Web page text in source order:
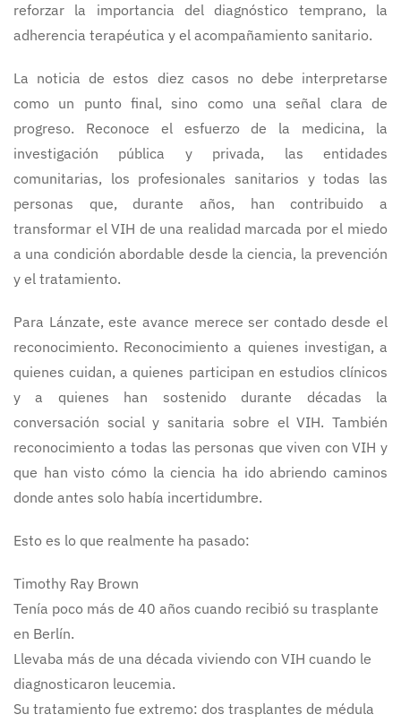
reforzar la importancia del diagnóstico temprano, la
adherencia terapéutica y el acompañamiento sanitario.
La noticia de estos diez casos no debe interpretarse
como un punto final, sino como una señal clara de
progreso. Reconoce el esfuerzo de la medicina, la
investigación pública y privada, las entidades
comunitarias, los profesionales sanitarios y todas las
personas que, durante años, han contribuido a
transformar el VIH de una realidad marcada por el miedo
a una condición abordable desde la ciencia, la prevención
y el tratamiento.
Para Lánzate, este avance merece ser contado desde el
reconocimiento. Reconocimiento a quienes investigan, a
quienes cuidan, a quienes participan en estudios clínicos
y a quienes han sostenido durante décadas la
conversación social y sanitaria sobre el VIH. También
reconocimiento a todas las personas que viven con VIH y
que han visto cómo la ciencia ha ido abriendo caminos
donde antes solo había incertidumbre.
Esto es lo que realmente ha pasado:
Timothy Ray Brown
Tenía poco más de 40 años cuando recibió su trasplante
en Berlín.
Llevaba más de una década viviendo con VIH cuando le
diagnosticaron leucemia.
Su tratamiento fue extremo: dos trasplantes de médula